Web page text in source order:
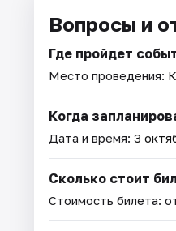
Вопросы и
Где пройдет
Место проведения:
Когда
Дата и время: 3
Сколько стоит
Стоимость билета: